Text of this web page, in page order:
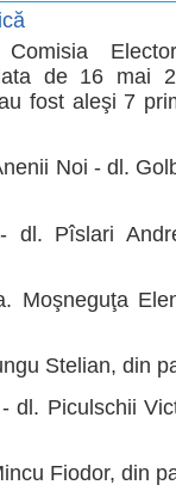
de 16 mai
fost aleşi 7
Noi - dl.
dl. Pîslari
Moşneguţa
Stelian, din
dl. Piculschii
Fiodor, din